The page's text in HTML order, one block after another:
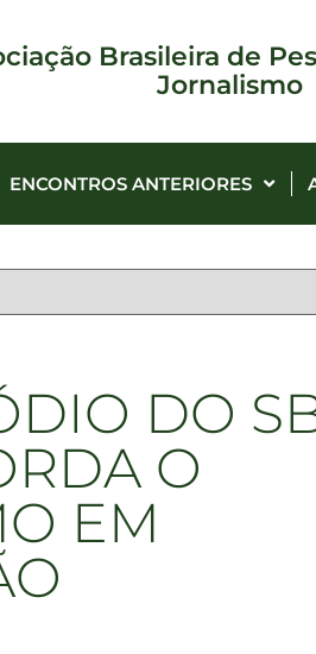
Brasileira de
Jornalismo
ENCONTROS ANTERIORES
DO
O
EM